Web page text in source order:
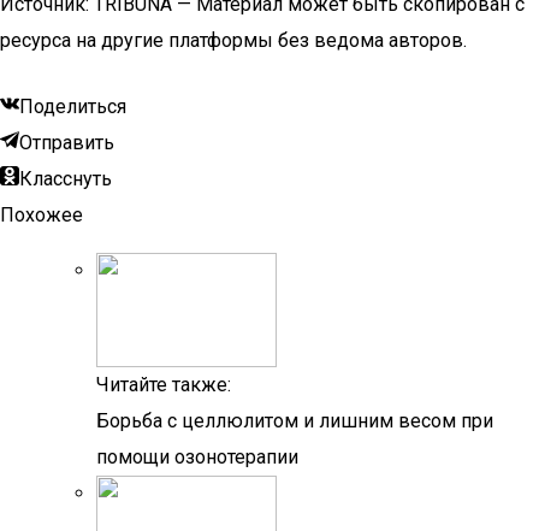
ресурса на другие платформы без ведома авторов.
Поделиться
Отправить
Класснуть
Похожее
Читайте также:
Борьба с целлюлитом и лишним весом при
помощи озонотерапии